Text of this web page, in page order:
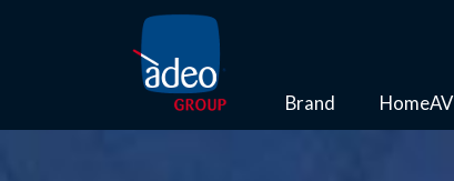
Brand HomeAV